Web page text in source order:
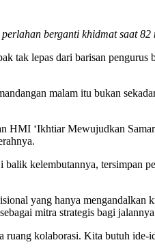
berganti khidmat saat
tak lepas dari barisan
malam itu bukan
‘Ikhtiar Mewujudkan
kelembutannya, tersimpan
yang hanya
mitra strategis bagi
kolaborasi. Kita butuh